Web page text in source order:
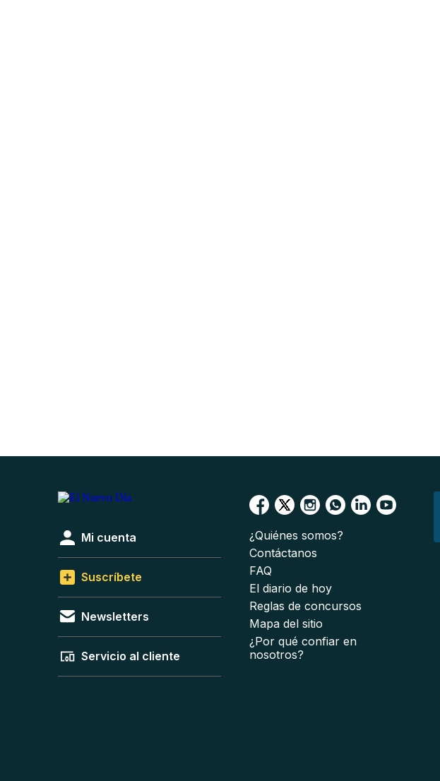
Mi cuenta
Suscríbete
Newsletters
Servicio al cliente
¿Quiénes somos?
Contáctanos
FAQ
El diario de hoy
Reglas de concursos
Mapa del sitio
¿Por qué confiar en
nosotros?